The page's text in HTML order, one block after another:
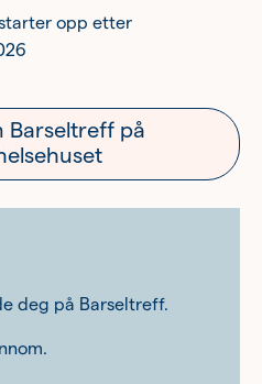
opp etter
Barseltreff på
deg på Barseltreff.